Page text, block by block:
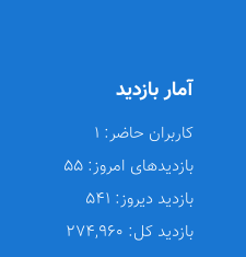
آمار بازدید
کاربران حاضر:
بازدیدهای امروز:
بازدید دیروز:
بازدید کل: